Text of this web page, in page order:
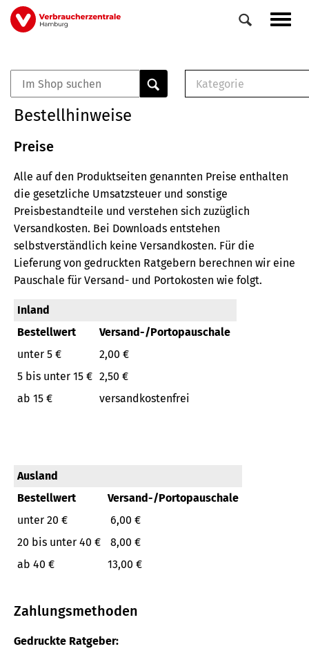
Direkt
zum
Veranstaltungen
0
Elemente
Kategorie
Broschüre
Buch
Bestellhinweise
Preise
Alle auf den Produktseiten genannten Preise enthalten
die gesetzliche Umsatzsteuer und sonstige
Preisbestandteile und verstehen sich zuzüglich
Versandkosten. Bei Downloads entstehen
selbstverständlich keine Versandkosten. Für die
Lieferung von gedruckten Ratgebern berechnen wir eine
Pauschale für Versand- und Portokosten wie folgt.
Inland
Bestellwert
Versand-/Portopauschale
unter 5 €
2,00 €
5 bis unter 15 € 2,50 €
ab 15 €
versandkostenfrei
Ausland
Bestellwert
Versand-/Portopauschale
unter 20 €
6,00 €
20 bis unter 40 €
8,00 €
ab 40 €
13,00 €
Zahlungsmethoden
Gedruckte Ratgeber: